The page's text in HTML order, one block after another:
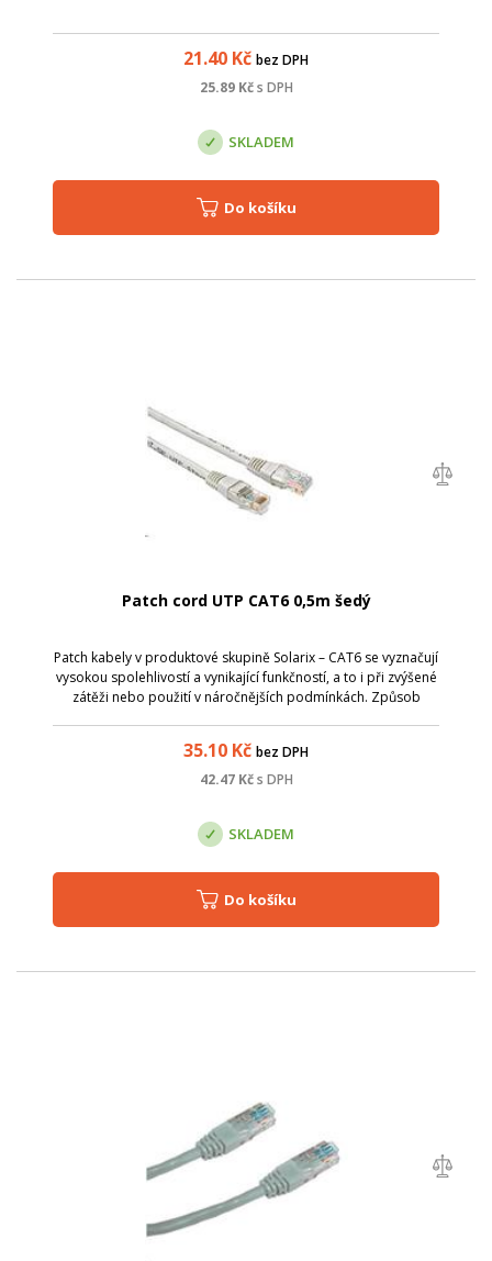
21.40 Kč bez DPH
25.89Kč s DPH
SKLADEM
Do košíku
Patch cord UTP CAT6 0,5m šedý
Patch kabely v produktové skupině Solarix – CAT6 se vyznačují
vysokou spolehlivostí a vynikající funkčností, a to i při zvýšené
zátěži nebo použití v náročnějších podmínkách. Způsob
35.10 Kč bez DPH
42.47Kč s DPH
SKLADEM
Do košíku